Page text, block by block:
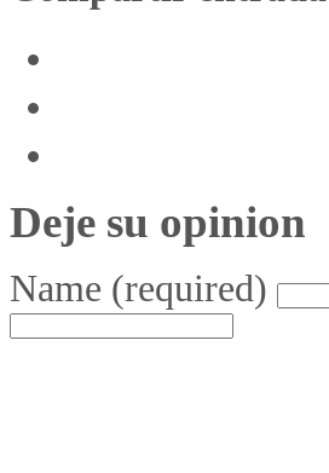
Deje su opinion
Name (required)